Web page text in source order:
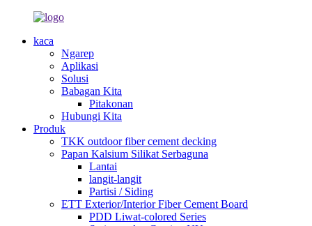
kaca
Ngarep
Aplikasi
Solusi
Babagan Kita
Pitakonan
Hubungi Kita
Produk
TKK outdoor fiber cement decking
Papan Kalsium Silikat Serbaguna
Lantai
langit-langit
Partisi / Siding
ETT Exterior/Interior Fiber Cement Board
PDD Liwat-colored Series